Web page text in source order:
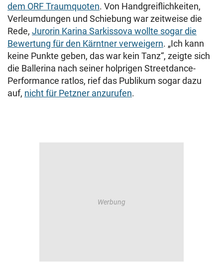
dem ORF Traumquoten. Von Handgreiflichkeiten,
Verleumdungen und Schiebung war zeitweise die
Rede, Jurorin Karina Sarkissova wollte sogar die
Bewertung für den Kärntner verweigern. „Ich kann
keine Punkte geben, das war kein Tanz“, zeigte sich
die Ballerina nach seiner holprigen Streetdance-
Performance ratlos, rief das Publikum sogar dazu
auf, nicht für Petzner anzurufen.